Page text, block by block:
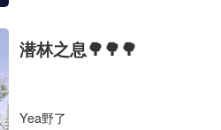
潜林之息🌳🌳🌳
Yea野了